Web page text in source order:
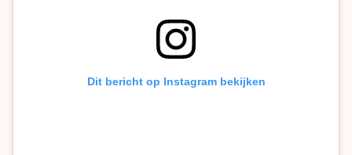
Dit bericht op Instagram bekijken